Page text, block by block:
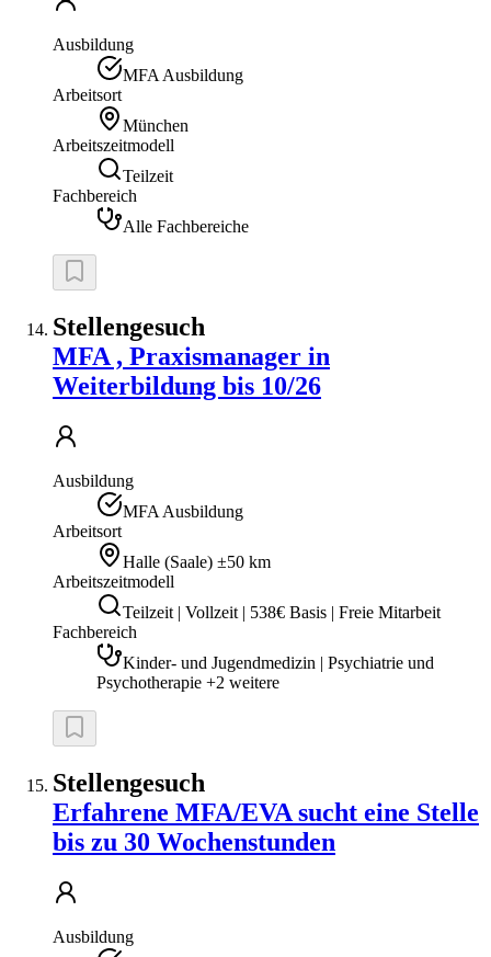
Ausbildung
MFA Ausbildung
Arbeitsort
München
Arbeitszeitmodell
Teilzeit
Fachbereich
Alle Fachbereiche
Stellengesuch
MFA , Praxismanager in
Weiterbildung bis 10/26
Ausbildung
MFA Ausbildung
Arbeitsort
Halle (Saale) ±50 km
Arbeitszeitmodell
Teilzeit | Vollzeit | 538€ Basis | Freie Mitarbeit
Fachbereich
Kinder- und Jugendmedizin | Psychiatrie und
Psychotherapie +2 weitere
Stellengesuch
Erfahrene MFA/EVA sucht eine Stelle
bis zu 30 Wochenstunden
Ausbildung